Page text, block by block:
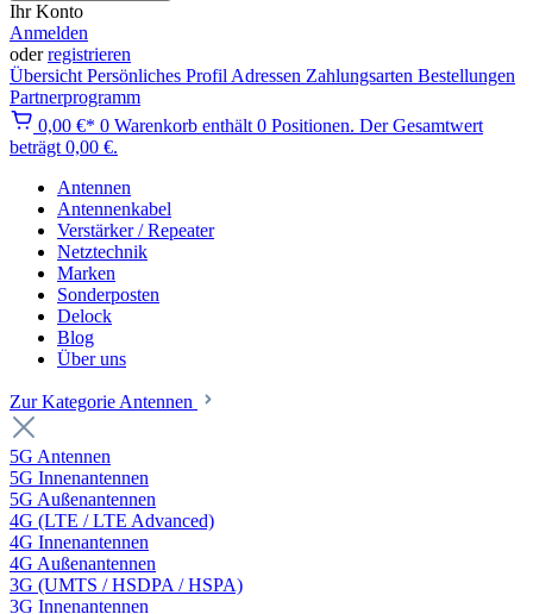
Ihr Konto
Anmelden
oderregistrieren
Übersicht Persönliches Profil Adressen Zahlungsarten Bestellungen
Partnerprogramm
0,00 €* 0 Warenkorb enthält 0 Positionen. Der Gesamtwert
beträgt 0,00 €.
Antennen
Antennenkabel
Verstärker / Repeater
Netztechnik
Marken
Sonderposten
Delock
Blog
Über uns
Zur Kategorie Antennen
5G Antennen
5G Innenantennen
5G Außenantennen
4G (LTE / LTE Advanced)
4G Innenantennen
4G Außenantennen
3G (UMTS / HSDPA / HSPA)
3G Innenantennen